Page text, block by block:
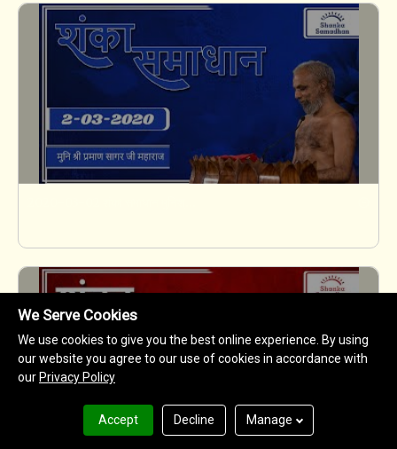
We Serve Cookies
We use cookies to give you the best online experience. By using
our website you agree to our use of cookies in accordance with
our Privacy Policy
Accept Decline Manage